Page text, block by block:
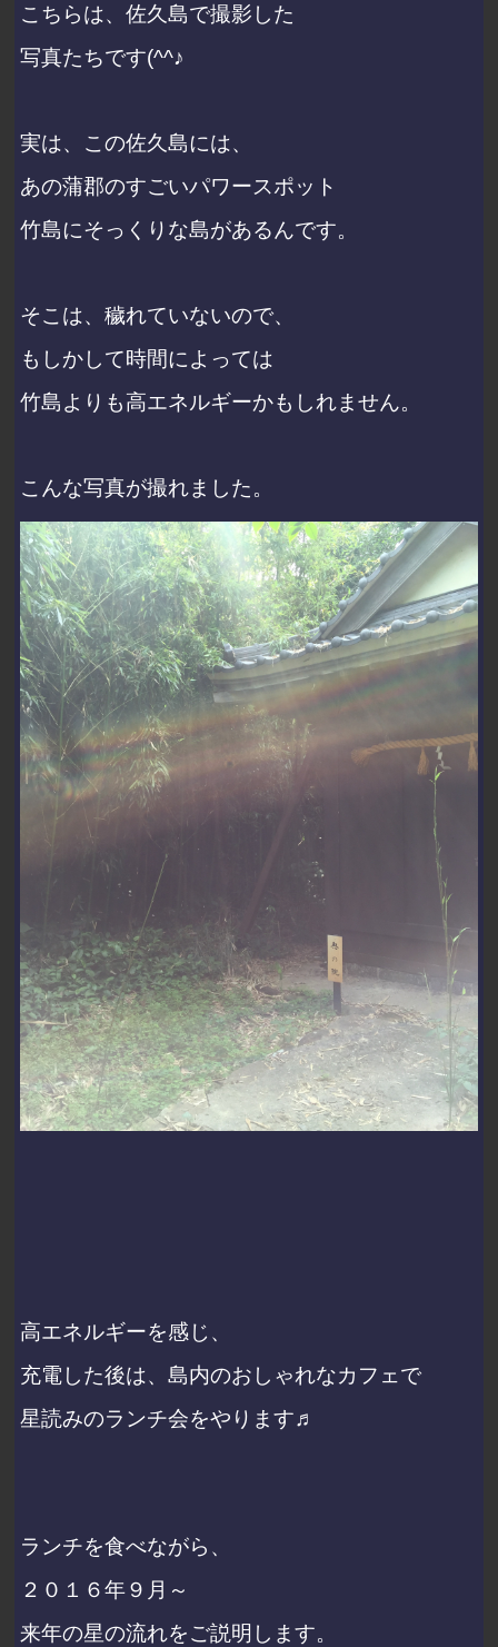
こちらは、佐久島で撮影した
写真たちです(^^♪
実は、この佐久島には、
あの蒲郡のすごいパワースポット
竹島にそっくりな島があるんです。
そこは、穢れていないので、
もしかして時間によっては
竹島よりも高エネルギーかもしれません。
こんな写真が撮れました。
高エネルギーを感じ、
充電した後は、島内のおしゃれなカフェで
星読みのランチ会をやります♬
ランチを食べながら、
２０１６年９月～
来年の星の流れをご説明します。